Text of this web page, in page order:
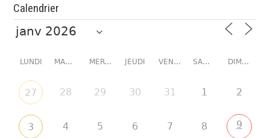
Calendrier
LUNDI MARDI MERCREDI JEUDI VENDREDI SAMEDI DIMANCHE
27 28 29 30 31 1 2
3 4 5 6 7 8 9